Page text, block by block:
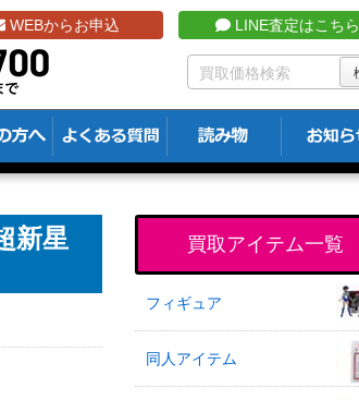
WEBからお申込 LINE査定はこちら
新星
買取アイテム一覧
フィギュア
同人アイテム